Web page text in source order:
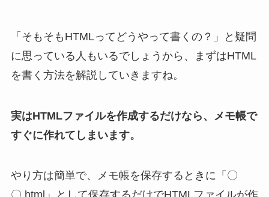
「そもそもHTMLってどうやって書くの？」と疑問
に思っている人もいるでしょうから、まずはHTML
を書く方法を解説していきますね。
実はHTMLファイルを作成するだけなら、メモ帳で
すぐに作れてしまいます。
やり方は簡単で、メモ帳を保存するときに「〇